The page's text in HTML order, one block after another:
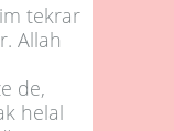
tekrar
Allah
de,
helal